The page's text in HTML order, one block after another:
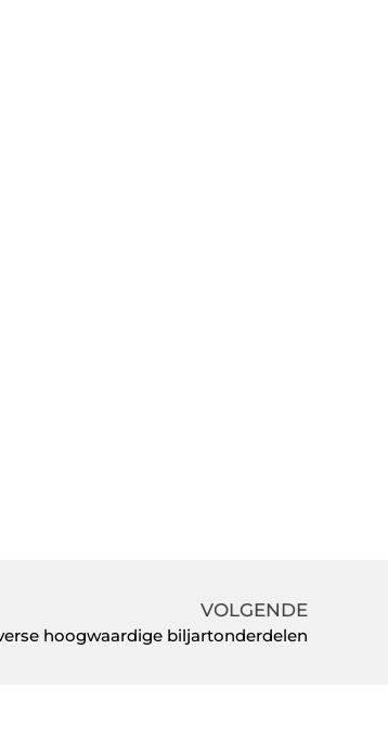
VOLGENDE
hoogwaardige biljartonderdelen